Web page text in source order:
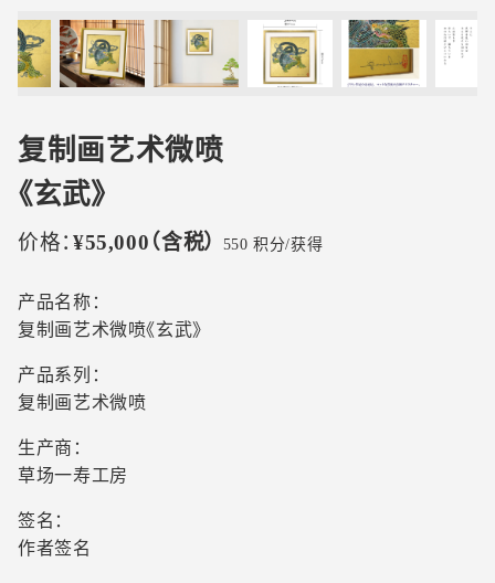
复制画艺术微喷
《玄武》
价格： ¥55,000 （含税） 550 积分/获得
产品名称：
复制画艺术微喷《玄武》
产品系列：
复制画艺术微喷
生产商：
草场一寿工房
签名：
作者签名